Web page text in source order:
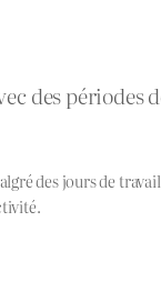
des
des jours de